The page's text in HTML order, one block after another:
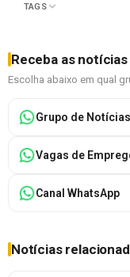
TAGS
Receba as
Escolha abaixo em qual
Grupo de Notícias
Vagas de
Canal WhatsApp
Notícias